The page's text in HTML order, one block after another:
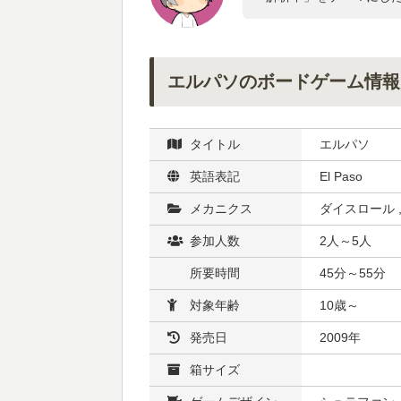
エルパソのボードゲーム情報
タイトル エルパソ
英語表記 El Paso
メカニクス ダイスロール
参加人数 2人～5人
所要時間 45分～55分
対象年齢 10歳～
発売日 2009年
箱サイズ